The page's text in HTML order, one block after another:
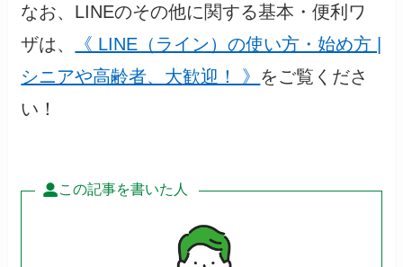
なお、LINEのその他に関する基本・便利ワ
ザは、
《 LINE（ライン）の使い方・始め方 |
シニアや高齢者、大歓迎！ 》 をご覧くださ
い！
この記事を書いた人